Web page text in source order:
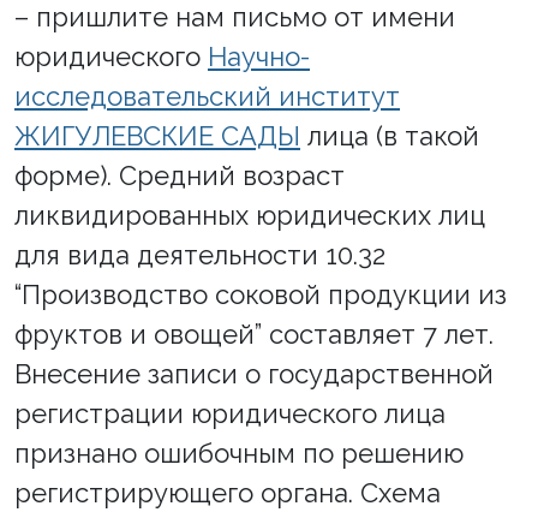
– пришлите нам письмо от имени
юридического Научно-
исследовательский институт
ЖИГУЛЕВСКИЕ САДЫ лица (в такой
форме). Средний возраст
ликвидированных юридических лиц
для вида деятельности 10.32
“Производство соковой продукции из
фруктов и овощей” составляет 7 лет.
Внесение записи о государственной
регистрации юридического лица
признано ошибочным по решению
регистрирующего органа. Схема